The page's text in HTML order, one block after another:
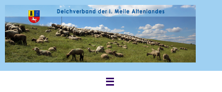
Zum
Inhalt
springen